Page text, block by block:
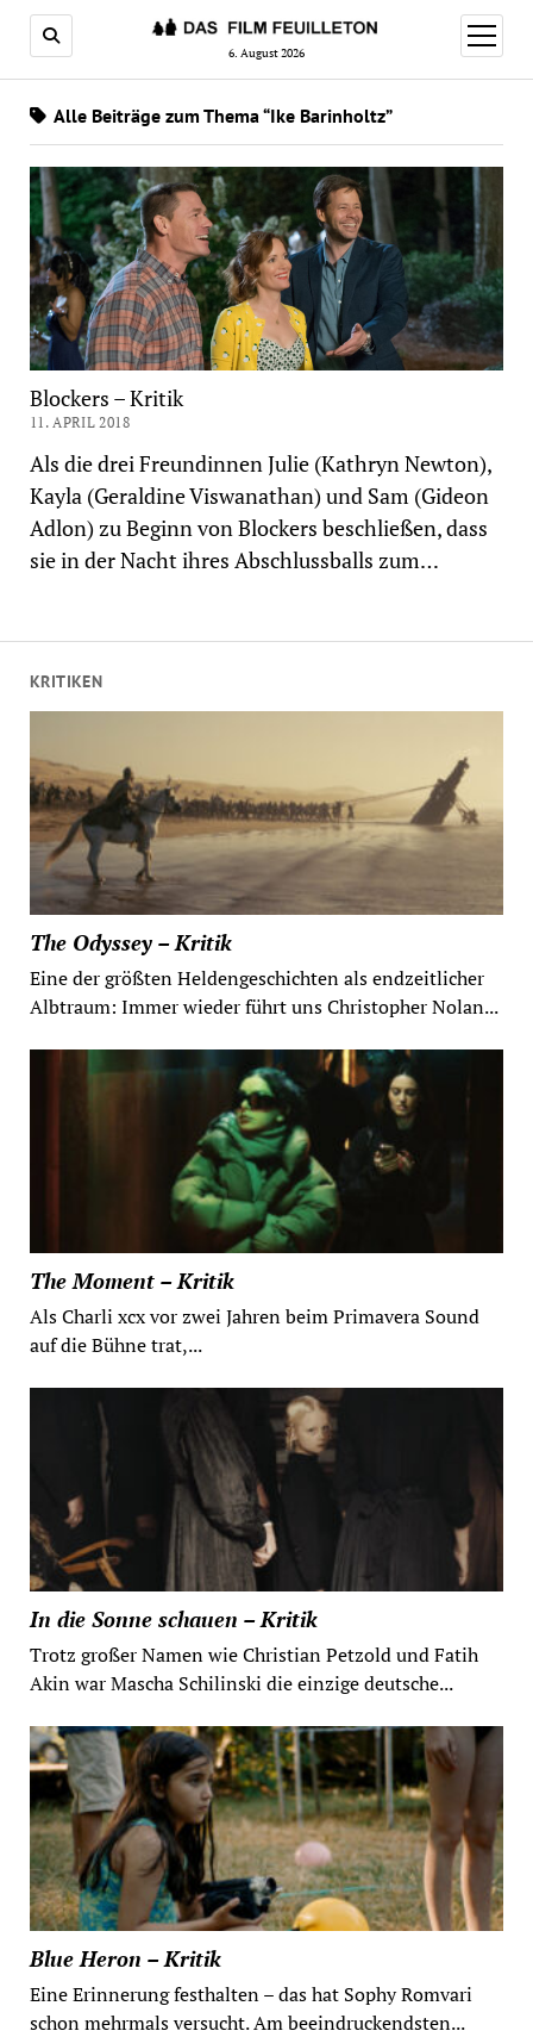
6. August 2026
Menü
öffnen
KRITIKEN
The Odyssey – Kritik
Eine der größten Heldengeschichten als endzeitlicher
Albtraum: Immer wieder führt uns Christopher Nolan...
The Moment – Kritik
Als Charli xcx vor zwei Jahren beim Primavera Sound
auf die Bühne trat,...
In die Sonne schauen – Kritik
Trotz großer Namen wie Christian Petzold und Fatih
Akin war Mascha Schilinski die einzige deutsche...
Blue Heron – Kritik
Eine Erinnerung festhalten – das hat Sophy Romvari
schon mehrmals versucht. Am beeindruckendsten...
Alle Beiträge zum Thema “Ike Barinholtz”
Blockers – Kritik
11. APRIL 2018
Als die drei Freundinnen Julie (Kathryn Newton),
Kayla (Geraldine Viswanathan) und Sam (Gideon
Adlon) zu Beginn von Blockers beschließen, dass
sie in der Nacht ihres Abschlussballs zum…